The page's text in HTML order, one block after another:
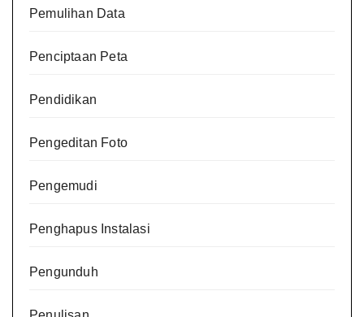
Pemulihan Data
Penciptaan Peta
Pendidikan
Pengeditan Foto
Pengemudi
Penghapus Instalasi
Pengunduh